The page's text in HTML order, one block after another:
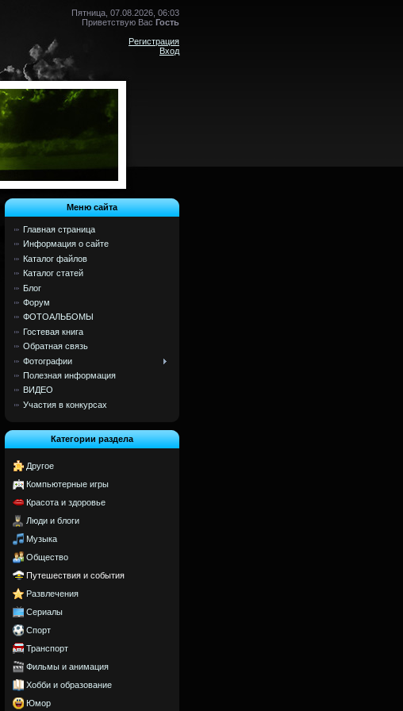
Пятница, 07.08.2026, 06:03
Приветствую Вас Гость
Регистрация
Вход
Меню сайта
Главная страница
Информация о сайте
Каталог файлов
Каталог статей
Блог
Форум
ФОТОАЛЬБОМЫ
Гостевая книга
Обратная связь
Фотографии
Полезная информация
ВИДЕО
Участия в конкурсах
Категории раздела
Другое
Компьютерные игры
Красота и здоровье
Люди и блоги
Музыка
Общество
Путешествия и события
Развлечения
Сериалы
Спорт
Транспорт
Фильмы и анимация
Хобби и образование
Юмор